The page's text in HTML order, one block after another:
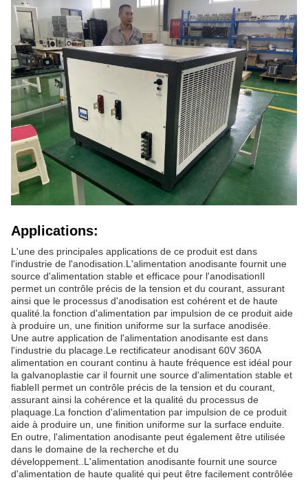
Applications:
L'une des principales applications de ce produit est dans
l'industrie de l'anodisation.L'alimentation anodisante fournit une
source d'alimentation stable et efficace pour l'anodisationIl
permet un contrôle précis de la tension et du courant, assurant
ainsi que le processus d'anodisation est cohérent et de haute
qualité.la fonction d'alimentation par impulsion de ce produit aide
à produire un, une finition uniforme sur la surface anodisée.
Une autre application de l'alimentation anodisante est dans
l'industrie du placage.Le rectificateur anodisant 60V 360A
alimentation en courant continu à haute fréquence est idéal pour
la galvanoplastie car il fournit une source d'alimentation stable et
fiableIl permet un contrôle précis de la tension et du courant,
assurant ainsi la cohérence et la qualité du processus de
plaquage.La fonction d'alimentation par impulsion de ce produit
aide à produire un, une finition uniforme sur la surface enduite.
En outre, l'alimentation anodisante peut également être utilisée
dans le domaine de la recherche et du
développement..L'alimentation anodisante fournit une source
d'alimentation de haute qualité qui peut être facilement contrôlée